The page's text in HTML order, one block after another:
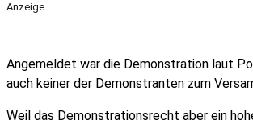
Anzeige
Angemeldet war die Demonstration laut
auch keiner der Demonstranten zum
Weil das Demonstrationsrecht aber ein